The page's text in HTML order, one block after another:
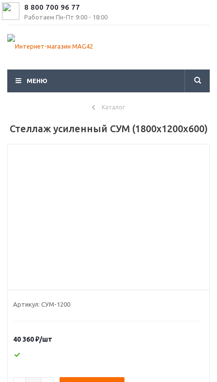
8 800 700 96 77
Работаем Пн-Пт 9:00 - 18:00
МЕНЮ
Каталог
Стеллаж усиленный СУМ (1800x1200x600)
Артикул: СУМ-1200
40 360₽/шт